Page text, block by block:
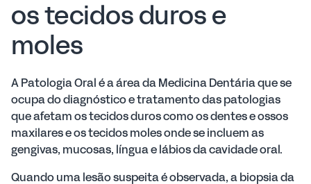
os tecidos duros e
moles
A Patologia Oral é a área da Medicina Dentária que se
ocupa do diagnóstico e tratamento das patologias
que afetam os tecidos duros como os dentes e ossos
maxilares e os tecidos moles onde se incluem as
gengivas, mucosas, língua e lábios da cavidade oral.
Quando uma lesão suspeita é observada, a biopsia da